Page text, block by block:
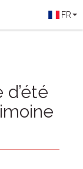
FR
d’été